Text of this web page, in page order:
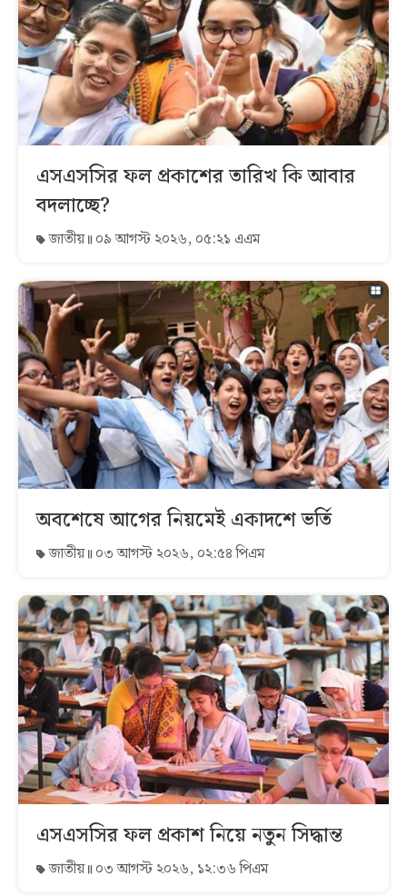
এসএসসির ফল প্রকাশের তারিখ কি আবার
বদলাচ্ছে?
জাতীয় ০৯ আগস্ট ২০২৬, ০৫:২১ এএম
অবশেষে আগের নিয়মেই একাদশে ভর্তি
জাতীয় ০৩ আগস্ট ২০২৬, ০২:৫৪ পিএম
এসএসসির ফল প্রকাশ নিয়ে নতুন সিদ্ধান্ত
জাতীয় ০৩ আগস্ট ২০২৬, ১২:৩৬ পিএম